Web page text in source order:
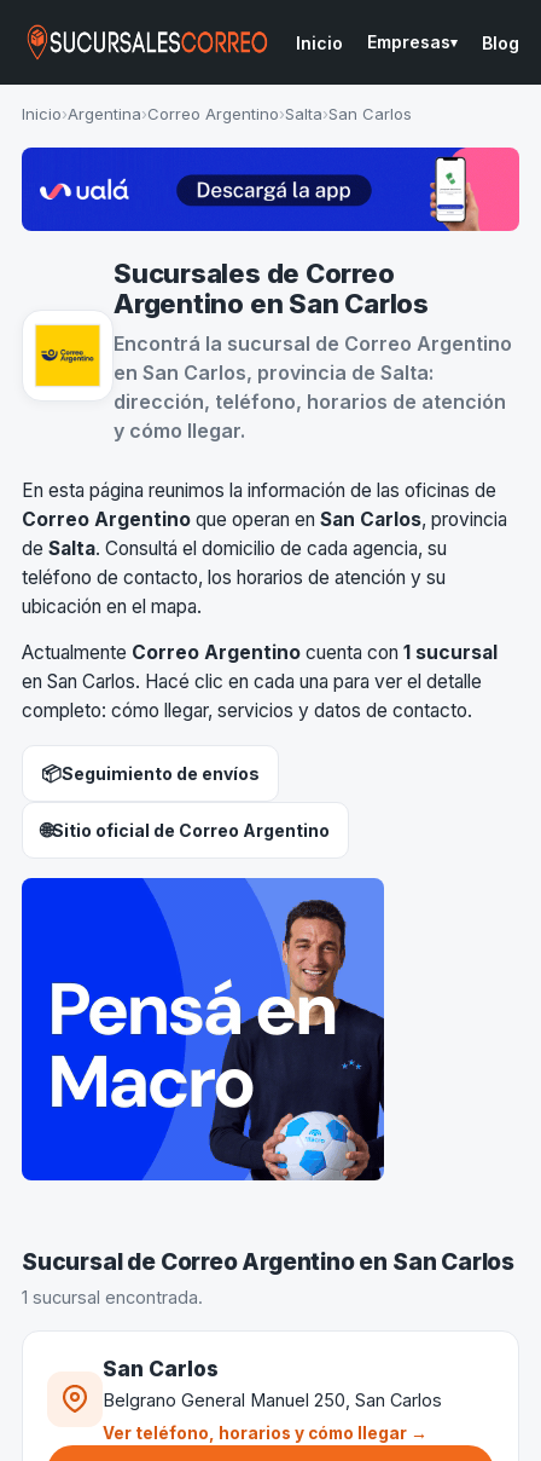
Inicio Empresas▾ Blog
Inicio›Argentina›Correo Argentino›Salta›San Carlos
Sucursales de Correo
Argentino en San Carlos
Encontrá la sucursal de Correo Argentino
en San Carlos, provincia de Salta:
dirección, teléfono, horarios de atención
y cómo llegar.
En esta página reunimos la información de las oficinas de
Correo Argentino que operan en San Carlos, provincia
de Salta. Consultá el domicilio de cada agencia, su
teléfono de contacto, los horarios de atención y su
ubicación en el mapa.
Actualmente Correo Argentino cuenta con 1 sucursal
en San Carlos. Hacé clic en cada una para ver el detalle
completo: cómo llegar, servicios y datos de contacto.
📦Seguimiento de envíos
🌐Sitio oficial de Correo Argentino
Sucursal de Correo Argentino en San Carlos
1 sucursal encontrada.
San Carlos
Belgrano General Manuel 250, San Carlos
Ver teléfono, horarios y cómo llegar →